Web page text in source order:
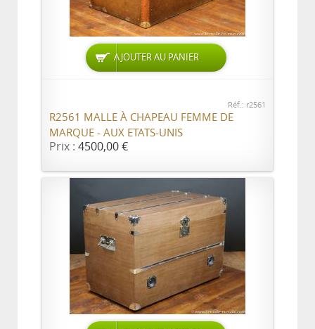
AJOUTER AU PANIER
Réf.: r2561
R2561 MALLE À CHAPEAU FEMME DE
MARQUE - AUX ETATS-UNIS
Prix : 4500,00 €